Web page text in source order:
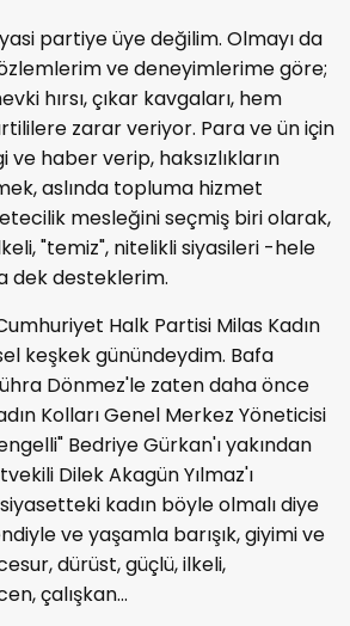
partiye üye değilim. Olmayı da
ve deneyimlerime göre;
hırsı, çıkar kavgaları, hem
zarar veriyor. Para ve ün için
haber verip, haksızlıkların
aslında topluma hizmet
mesleğini seçmiş biri olarak,
"temiz", nitelikli siyasileri -hele
dek desteklerim.
Halk Partisi Milas Kadın
keşkek günündeydim. Bafa
Dönmez'le zaten daha önce
Kolları Genel Merkez Yöneticisi
Bedriye Gürkan'ı yakından
Dilek Akagün Yılmaz'ı
kadın böyle olmalı diye
ve yaşamla barışık, giyimi ve
dürüst, güçlü, ilkeli,
çalışkan...